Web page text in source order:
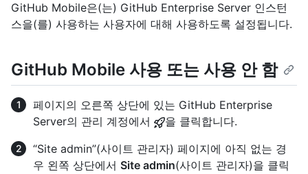
GitHub Mobile은(는) GitHub Enterprise Server 인스턴
스을(를) 사용하는 사용자에 대해 사용하도록 설정됩니다.
GitHub Mobile 사용 또는 사용 안 함
페이지의 오른쪽 상단에 있는 GitHub Enterprise
Server의 관리 계정에서
을 클릭합니다.
“Site admin”(사이트 관리자) 페이지에 아직 없는 경
우 왼쪽 상단에서 Site admin(사이트 관리자)을 클릭